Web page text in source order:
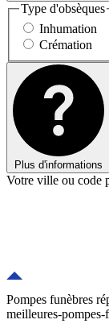
Type d'obsèques
Inhumation
Crémation
Plus d'informations
Votre ville ou code
Pompes funèbres
meilleures-pompes-